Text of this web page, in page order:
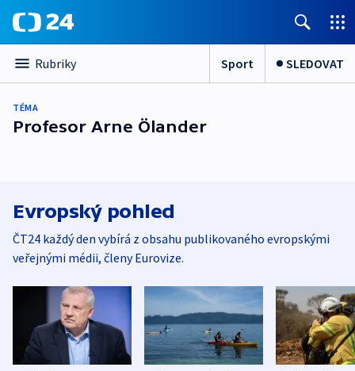
Rubriky Sport SLEDOVAT
TÉMA
Profesor Arne Ölander
Evropský pohled
ČT24 každý den vybírá z obsahu publikovaného evropskými
veřejnými médii, členy Eurovize.